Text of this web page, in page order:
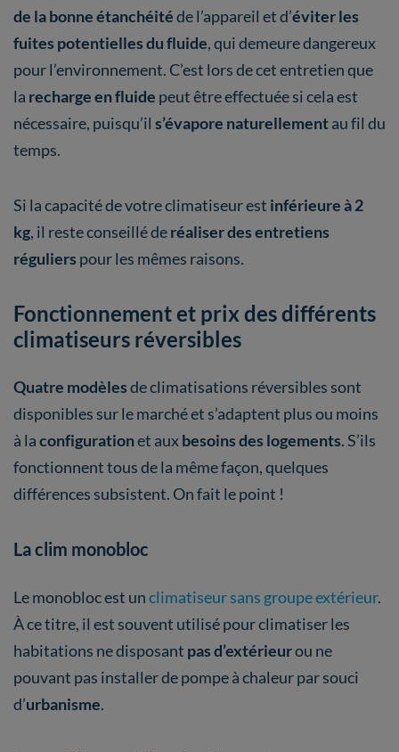
de la bonne étanchéitéde l’appareil et d’éviter les
fuites potentielles du fluide, qui demeure dangereux
pour l’environnement. C’est lors de cet entretien que
la recharge en fluide peut être effectuée si cela est
nécessaire, puisqu’il s’évapore naturellementau fil du
temps.
Si la capacité de votre climatiseur est inférieure à 2
kg, il reste conseillé deréaliser des entretiens
réguliers pour les mêmes raisons.
Fonctionnement et prix des différents
climatiseurs réversibles
Quatre modèlesde climatisations réversibles sont
disponibles sur le marché et s’adaptent plus ou moins
à laconfigurationet auxbesoins des logements. S’ils
fonctionnent tous de la même façon, quelques
différences subsistent. On fait le point !
La clim monobloc
Le monobloc est unclimatiseur sans groupe extérieur.
À ce titre, il est souvent utilisé pour climatiser les
habitations ne disposant pas d’extérieurou ne
pouvant pas installer de pompe à chaleur par souci
d’urbanisme.